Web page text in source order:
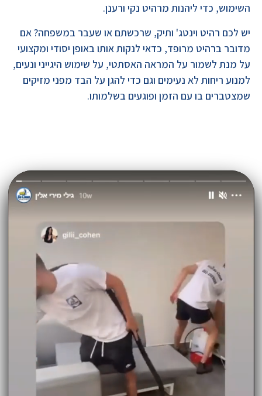
השימוש, כדי ליהנות מרהיט נקי ורענן.
יש לכם רהיט וינטג' ותיק, שרכשתם או שעבר במשפחה? אם
מדובר ברהיט מרופד, כדאי לנקות אותו באופן יסודי ומקצועי
על מנת לשמור על המראה האסתטי, על שימוש היגייני ונעים,
למנוע ריחות לא נעימים וגם כדי להגן על הבד מפני מזיקים
שמצטברים בו עם הזמן ופוגעים בשלמותו.